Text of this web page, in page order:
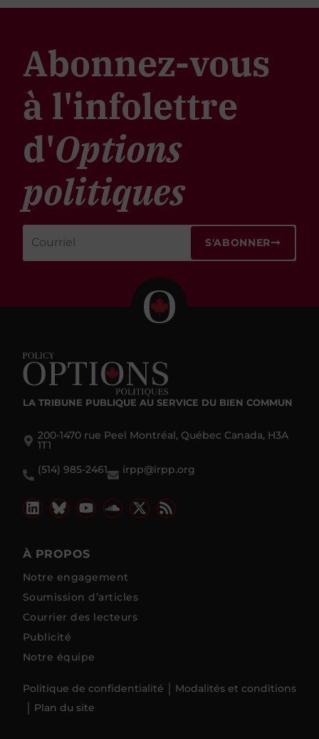
Abonnez-vous
à l'infolettre
d'Options
politiques
S'ABONNER
LA TRIBUNE PUBLIQUE AU SERVICE DU BIEN COMMUN
200-1470 rue Peel Montréal, Québec Canada, H3A
1T1
(514) 985-2461
irpp@irpp.org
À PROPOS
Notre engagement
Soumission d’articles
Courrier des lecteurs
Publicité
Notre équipe
Politique de confidentialité
Modalités et conditions
Plan du site